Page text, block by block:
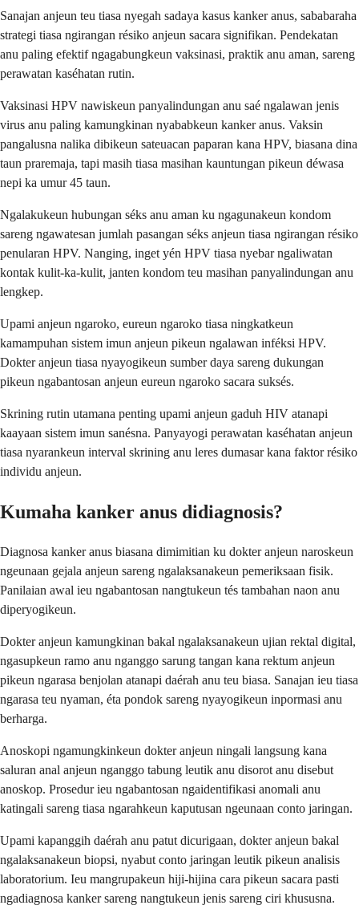
Sanajan anjeun teu tiasa nyegah sadaya kasus kanker anus, sababaraha
strategi tiasa ngirangan résiko anjeun sacara signifikan. Pendekatan
anu paling efektif ngagabungkeun vaksinasi, praktik anu aman, sareng
perawatan kaséhatan rutin.
Vaksinasi HPV nawiskeun panyalindungan anu saé ngalawan jenis
virus anu paling kamungkinan nyababkeun kanker anus. Vaksin
pangalusna nalika dibikeun sateuacan paparan kana HPV, biasana dina
taun praremaja, tapi masih tiasa masihan kauntungan pikeun déwasa
nepi ka umur 45 taun.
Ngalakukeun hubungan séks anu aman ku ngagunakeun kondom
sareng ngawatesan jumlah pasangan séks anjeun tiasa ngirangan résiko
penularan HPV. Nanging, inget yén HPV tiasa nyebar ngaliwatan
kontak kulit-ka-kulit, janten kondom teu masihan panyalindungan anu
lengkep.
Upami anjeun ngaroko, eureun ngaroko tiasa ningkatkeun
kamampuhan sistem imun anjeun pikeun ngalawan inféksi HPV.
Dokter anjeun tiasa nyayogikeun sumber daya sareng dukungan
pikeun ngabantosan anjeun eureun ngaroko sacara suksés.
Skrining rutin utamana penting upami anjeun gaduh HIV atanapi
kaayaan sistem imun sanésna. Panyayogi perawatan kaséhatan anjeun
tiasa nyarankeun interval skrining anu leres dumasar kana faktor résiko
individu anjeun.
Kumaha kanker anus didiagnosis?
Diagnosa kanker anus biasana dimimitian ku dokter anjeun naroskeun
ngeunaan gejala anjeun sareng ngalaksanakeun pemeriksaan fisik.
Panilaian awal ieu ngabantosan nangtukeun tés tambahan naon anu
diperyogikeun.
Dokter anjeun kamungkinan bakal ngalaksanakeun ujian rektal digital,
ngasupkeun ramo anu nganggo sarung tangan kana rektum anjeun
pikeun ngarasa benjolan atanapi daérah anu teu biasa. Sanajan ieu tiasa
ngarasa teu nyaman, éta pondok sareng nyayogikeun inpormasi anu
berharga.
Anoskopi ngamungkinkeun dokter anjeun ningali langsung kana
saluran anal anjeun nganggo tabung leutik anu disorot anu disebut
anoskop. Prosedur ieu ngabantosan ngaidentifikasi anomali anu
katingali sareng tiasa ngarahkeun kaputusan ngeunaan conto jaringan.
Upami kapanggih daérah anu patut dicurigaan, dokter anjeun bakal
ngalaksanakeun biopsi, nyabut conto jaringan leutik pikeun analisis
laboratorium. Ieu mangrupakeun hiji-hijina cara pikeun sacara pasti
ngadiagnosa kanker sareng nangtukeun jenis sareng ciri khususna.